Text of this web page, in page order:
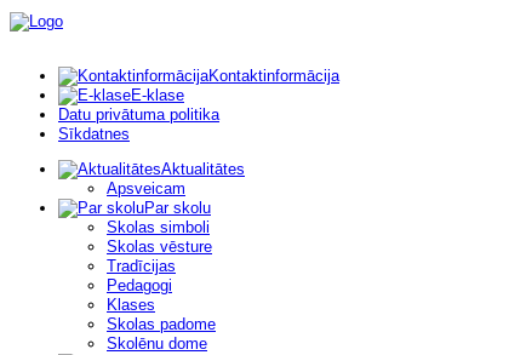
Kontaktinformācija
E-klase
Datu privātuma politika
Sīkdatnes
Aktualitātes
Apsveicam
Par skolu
Skolas simboli
Skolas vēsture
Tradīcijas
Pedagogi
Klases
Skolas padome
Skolēnu dome